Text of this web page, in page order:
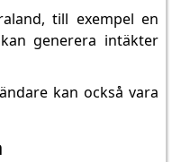
till exempel en
generera intäkter
kan också vara